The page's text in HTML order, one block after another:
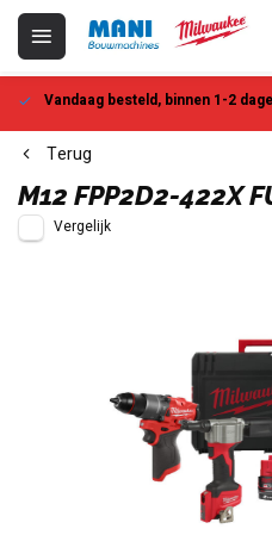
Vandaag besteld, binnen 1-2
Terug
M12 FPP2D2-422X
Vergelijk